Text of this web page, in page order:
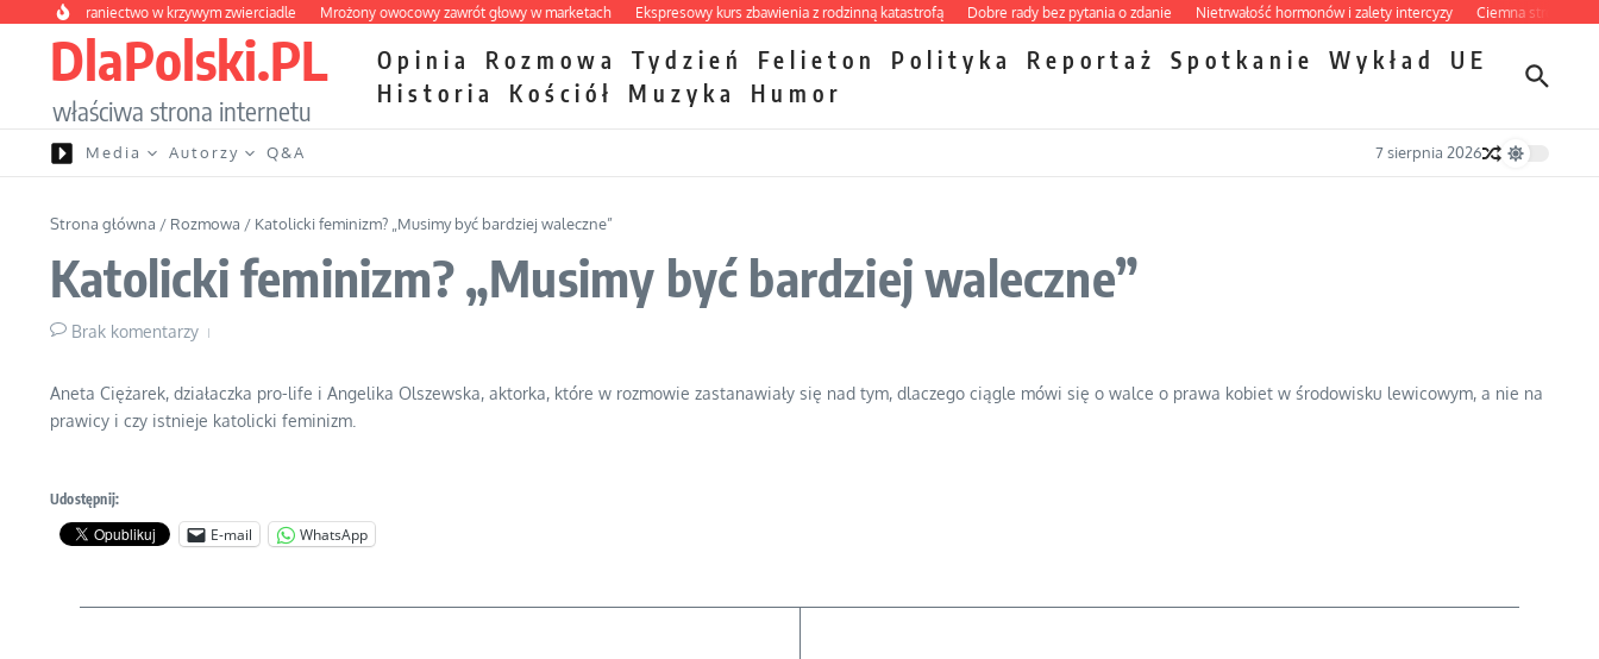
Przejdź do treści
wybraniectwo w krzywym zwierciadle Mrożony owocowy zawrót głowy w marketach Ekspresowy kurs zbawienia z rodzinną katastrofą Dobre rady bez pytania o zdanie Nietrwałość hormonów i zalety intercyzy Ciemna strona
DlaPolski.PL
właściwa strona internetu
Opinia Rozmowa Tydzień Felieton Polityka Reportaż Spotkanie Wykład
UE
Historia
Kościół Muzyka Humor
Media Autorzy Q&A 7 sierpnia 2026
Strona główna / Rozmowa / Katolicki feminizm? „Musimy być bardziej waleczne”
Katolicki feminizm? „Musimy być bardziej waleczne”
Brak komentarzy
Aneta Ciężarek, działaczka pro-life i Angelika Olszewska, aktorka, które w rozmowie zastanawiały się nad tym, dlaczego ciągle mówi się o walce o prawa kobiet w środowisku lewicowym, a nie na
prawicy i czy istnieje katolicki feminizm.
Udostępnij:
E-mail WhatsApp